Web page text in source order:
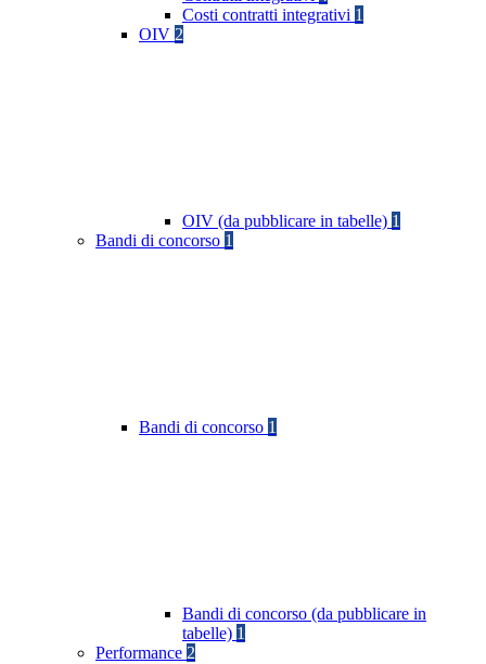
Costi contratti integrativi 1
OIV 2
OIV (da pubblicare in tabelle) 1
Bandi di concorso 1
Bandi di concorso 1
Bandi di concorso (da pubblicare in
tabelle) 1
Performance 2